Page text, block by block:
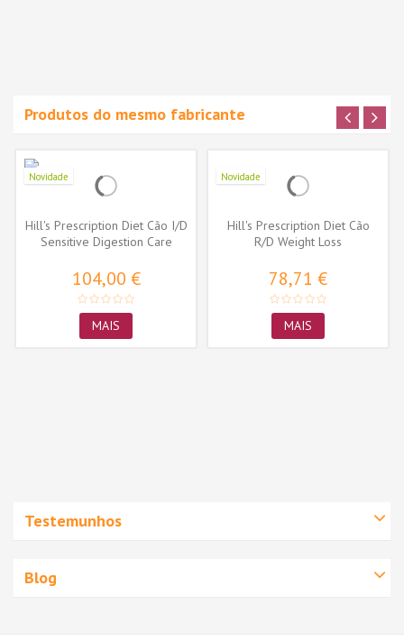
Produtos do mesmo fabricante
Novidade
Hill's Prescription Diet Cão I/D
Sensitive Digestion Care
104,00 €
MAIS
Novidade
Hill's Prescription Diet Cão
R/D Weight Loss
78,71 €
MAIS
Testemunhos
Blog